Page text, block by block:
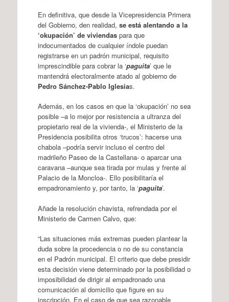
En definitiva, que desde la Vicepresidencia Primera
del Gobierno, den realidad, se está alentando a la
‘okupación’ de viviendaspara que
indocumentados de cualquier índole puedan
registrarse en un padrón municipal, requisito
imprescindible para cobrar la ‘paguita’ que le
mantendrá electoralmente atado al gobierno de
Pedro Sánchez-Pablo Iglesias.
Además, en los casos en que la ‘okupación’ no sea
posible –a lo mejor por resistencia a ultranza del
propietario real de la vivienda-, el Ministerio de la
Presidencia posibilita otros ‘trucos’: hacerse una
chabola –podría servir incluso el centro del
madrileño Paseo de la Castellana- o aparcar una
caravana –aunque sea tirada por mulas y frente al
Palacio de la Moncloa-. Ello posibilitaría el
empadronamiento y, por tanto, la ‘paguita’.
Añade la resolución chavista, refrendada por el
Ministerio de Carmen Calvo, que:
“Las situaciones más extremas pueden plantear la
duda sobre la procedencia o no de su constancia
en el Padrón municipal. El criterio que debe presidir
esta decisión viene determinado por la posibilidad o
imposibilidad de dirigir al empadronado una
comunicación al domicilio que figure en su
inscripción. En el caso de que sea razonable